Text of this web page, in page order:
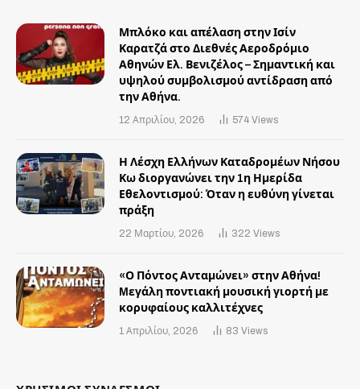
Μπλόκο και απέλαση στην Ισίν
Καρατζά στο Διεθνές Αεροδρόμιο
Αθηνών Ελ. Βενιζέλος – Σημαντική και
υψηλού συμβολισμού αντίδραση από
την Αθήνα.
12 Απριλίου, 2026 574 Views
Η Λέσχη Ελλήνων Καταδρομέων Νήσου
Κω διοργανώνει την 1η Ημερίδα
Εθελοντισμού: Όταν η ευθύνη γίνεται
πράξη
22 Μαρτίου, 2026 322 Views
«Ο Πόντος Ανταμώνει» στην Αθήνα!
Mεγάλη ποντιακή μουσική γιορτή με
κορυφαίους καλλιτέχνες
1 Απριλίου, 2026 83 Views